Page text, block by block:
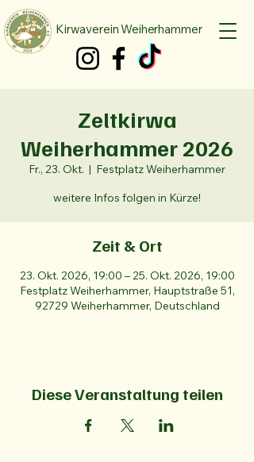
Kirwaverein Weiherhammer
Zeltkirwa
Weiherhammer 2026
Fr., 23. Okt.
  |
Festplatz Weiherhammer
weitere Infos folgen in Kürze!
Zeit & Ort
23. Okt. 2026, 19:00 – 25. Okt. 2026, 19:00
Festplatz Weiherhammer, Hauptstraße 51,
92729 Weiherhammer, Deutschland
Diese Veranstaltung teilen